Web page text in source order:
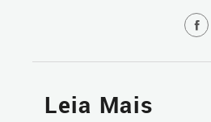
Leia Mais